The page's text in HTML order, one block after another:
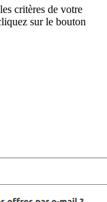
critères de votre
sur le bouton